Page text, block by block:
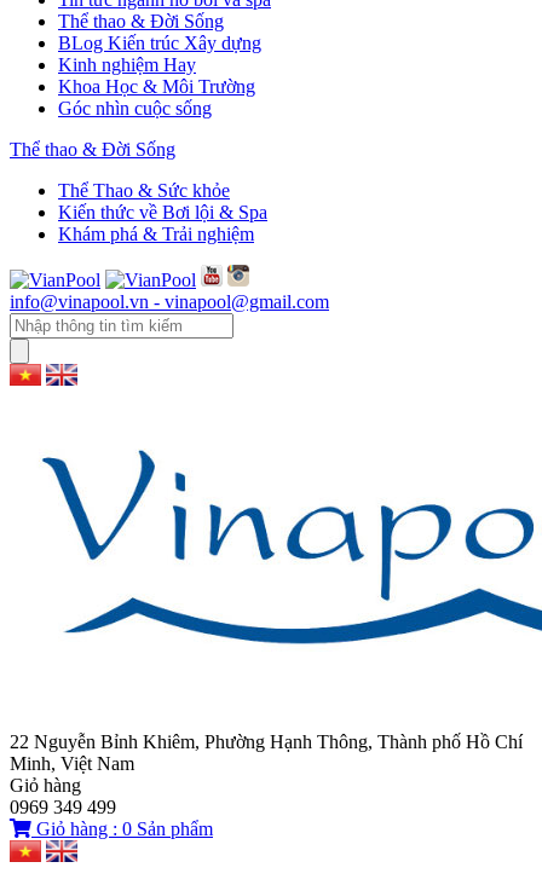
Thể thao & Đời Sống
BLog Kiến trúc Xây dựng
Kinh nghiệm Hay
Khoa Học & Môi Trường
Góc nhìn cuộc sống
Thể thao & Đời Sống
Thể Thao & Sức khỏe
Kiến thức về Bơi lội & Spa
Khám phá & Trải nghiệm
info@vinapool.vn - vinapool@gmail.com
22 Nguyễn Bỉnh Khiêm, Phường Hạnh Thông, Thành phố Hồ Chí
Minh, Việt Nam
Giỏ hàng
0969 349 499
Giỏ hàng : 0 Sản phẩm